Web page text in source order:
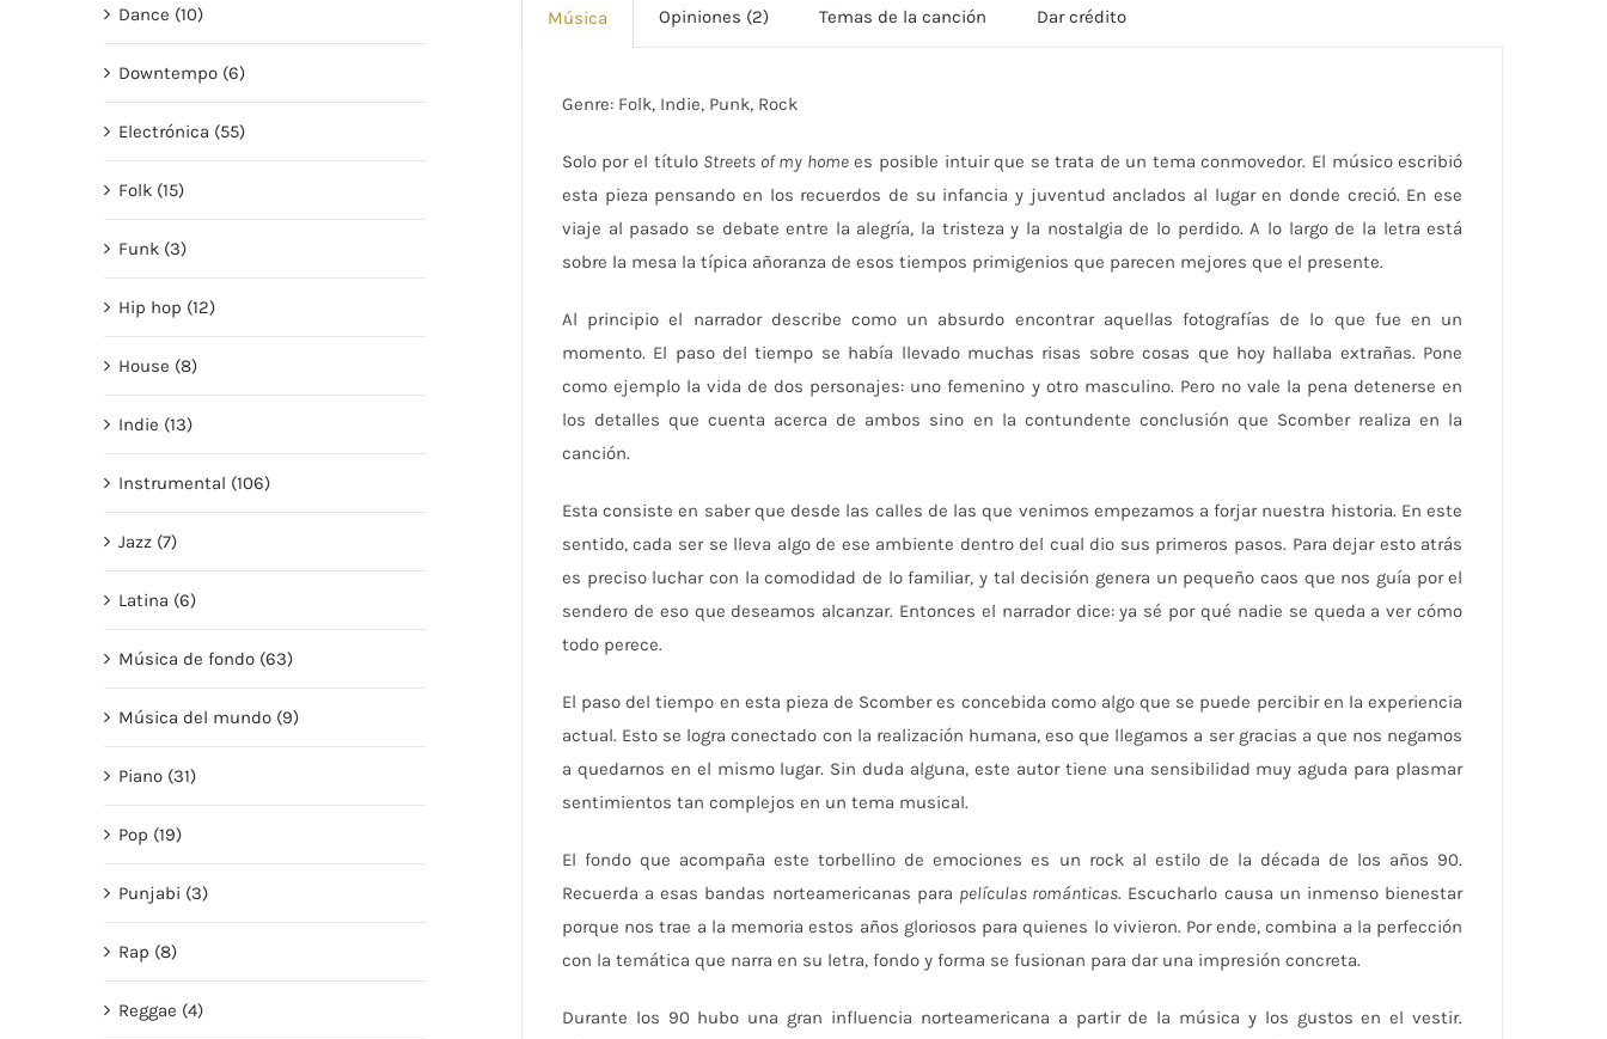
Música Opiniones (2) Temas de la canción Dar crédito
Genre: Folk, Indie, Punk, Rock
Solo por el título Streets of my homees posible intuir que se trata de un tema conmovedor. El músico escribió
esta pieza pensando en los recuerdos de su infancia y juventud anclados al lugar en donde creció. En ese
viaje al pasado se debate entre la alegría, la tristeza y la nostalgia de lo perdido. A lo largo de la letra está
sobre la mesa la típica añoranza de esos tiempos primigenios que parecen mejores que el presente.
Al principio el narrador describe como un absurdo encontrar aquellas fotografías de lo que fue en un
momento. El paso del tiempo se había llevado muchas risas sobre cosas que hoy hallaba extrañas. Pone
como ejemplo la vida de dos personajes: uno femenino y otro masculino. Pero no vale la pena detenerse en
los detalles que cuenta acerca de ambos sino en la contundente conclusión que Scomber realiza en la
canción.
Esta consiste en saber que desde las calles de las que venimos empezamos a forjar nuestra historia. En este
sentido, cada ser se lleva algo de ese ambiente dentro del cual dio sus primeros pasos. Para dejar esto atrás
es preciso luchar con la comodidad de lo familiar, y tal decisión genera un pequeño caos que nos guía por el
sendero de eso que deseamos alcanzar. Entonces el narrador dice: ya sé por qué nadie se queda a ver cómo
todo perece.
El paso del tiempo en esta pieza de Scomber es concebida como algo que se puede percibir en la experiencia
actual. Esto se logra conectado con la realización humana, eso que llegamos a ser gracias a que nos negamos
a quedarnos en el mismo lugar. Sin duda alguna, este autor tiene una sensibilidad muy aguda para plasmar
sentimientos tan complejos en un tema musical.
El fondo que acompaña este torbellino de emociones es un rock al estilo de la década de los años 90.
Recuerda a esas bandas norteamericanas para películas románticas. Escucharlo causa un inmenso bienestar
porque nos trae a la memoria estos años gloriosos para quienes lo vivieron. Por ende, combina a la perfección
con la temática que narra en su letra, fondo y forma se fusionan para dar una impresión concreta.
Durante los 90 hubo una gran influencia norteamericana a partir de la música y los gustos en el vestir.
Dance (10)
Downtempo (6)
Electrónica (55)
Folk (15)
Funk (3)
Hip hop (12)
House (8)
Indie (13)
Instrumental (106)
Jazz (7)
Latina (6)
Música de fondo (63)
Música del mundo (9)
Piano (31)
Pop (19)
Punjabi (3)
Rap (8)
Reggae (4)